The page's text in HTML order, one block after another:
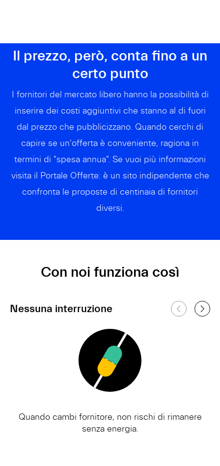
Il prezzo, però, conta fino a un
certo punto
I fornitori del mercato libero hanno la possibilità di
inserire dei costi aggiuntivi che stanno al di fuori
dal prezzo che pubblicizzano. Quando cerchi di
capire se un'offerta è conveniente, ragiona in
termini di "spesa annua". Se vuoi più informazioni
visita il Portale Offerte: è un sito indipendente che
confronta le proposte di centinaia di fornitori
diversi.
Con noi funziona così
Nessuna interruzione
Quando cambi fornitore, non rischi di rimanere
senza energia.